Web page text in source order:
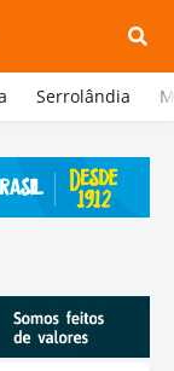
Serrolândia